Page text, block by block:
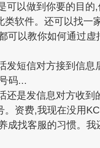
以做到你要的目的,
类软件。还可以找一
可以教你如何通过虚
短信对方接到信息
码...
是发信息对方收到
。资费,我现在没用
成找客服的习惯。我